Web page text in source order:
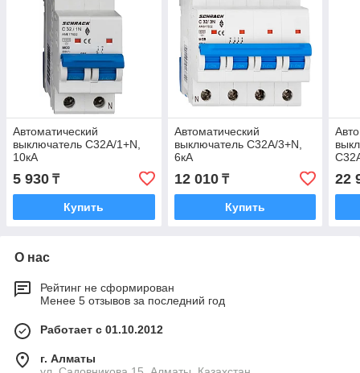
Автоматический
выключатель C32А/1+N,
10кА
5 930 ₸
Купить
Автоматический
выключатель C32А/3+N,
6кА
12 010₸
Купить
22
О нас
Рейтинг не сформирован
Менее 5 отзывов за последний год
Работает с 01.10.2012
г. Алматы